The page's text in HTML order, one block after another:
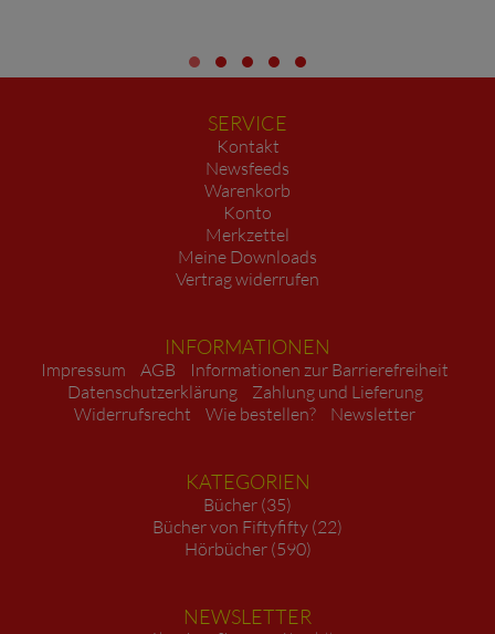
SERVICE
Kontakt
Newsfeeds
Warenkorb
Konto
Merkzettel
Meine Downloads
Vertrag widerrufen
INFORMATIONEN
Impressum AGB
Informationen zur Barrierefreiheit
Datenschutzerklärung
Zahlung und Lieferung
Widerrufsrecht
Wie bestellen? Newsletter
KATEGORIEN
Bücher (35)
Bücher von Fiftyfifty (22)
Hörbücher (590)
NEWSLETTER